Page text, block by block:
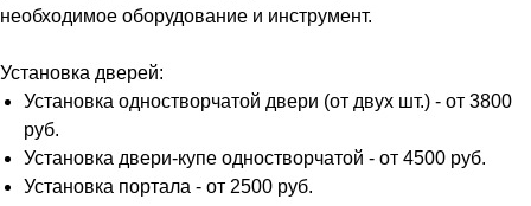
необходимое оборудование и инструмент.
Установка дверей:
Установка одностворчатой двери (от двух шт.) - от 3800
руб.
Установка двери-купе одностворчатой - от 4500 руб.
Установка портала - от 2500 руб.